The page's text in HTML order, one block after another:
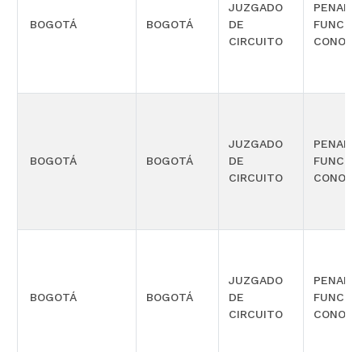
BOGOTÁ BOGOTÁ
JUZGADO
DE
CIRCUITO
PENAL
BOGOTÁ BOGOTÁ
JUZGADO
DE
CIRCUITO
PENAL
BOGOTÁ BOGOTÁ
JUZGADO
DE
CIRCUITO
PENAL